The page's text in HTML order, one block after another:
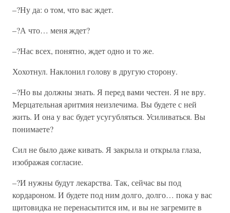
–?Ну да: о том, что вас ждет.
–?А что… меня ждет?
–?Нас всех, понятно, ждет одно и то же.
Хохотнул. Наклонил голову в другую сторону.
–?Но вы должны знать. Я перед вами честен. Я не вру.
Мерцательная аритмия неизлечима. Вы будете с ней
жить. И она у вас будет усугубляться. Усиливаться. Вы
понимаете?
Сил не было даже кивать. Я закрыла и открыла глаза,
изображая согласие.
–?И нужны будут лекарства. Так, сейчас вы под
кордароном. И будете под ним долго, долго… пока у вас
щитовидка не перенасытится им, и вы не загремите в